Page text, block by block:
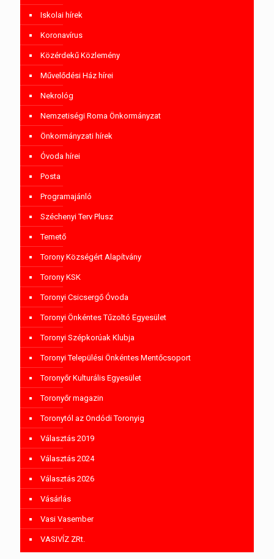
Iskolai hírek
Koronavírus
Közérdekű Közlemény
Művelődési Ház hírei
Nekrológ
Nemzetiségi Roma Önkormányzat
Önkormányzati hírek
Óvoda hírei
Posta
Programajánló
Széchenyi Terv Plusz
Temető
Torony Községért Alapítvány
Torony KSK
Toronyi Csicsergő Óvoda
Toronyi Önkéntes Tűzoltó Egyesület
Toronyi Szépkorúak Klubja
Toronyi Települési Önkéntes Mentőcsoport
Toronyőr Kulturális Egyesület
Toronyőr magazin
Toronytól az Ondódi Toronyig
Választás 2019
Választás 2024
Választás 2026
Vásárlás
Vasi Vasember
VASIVÍZ ZRt.